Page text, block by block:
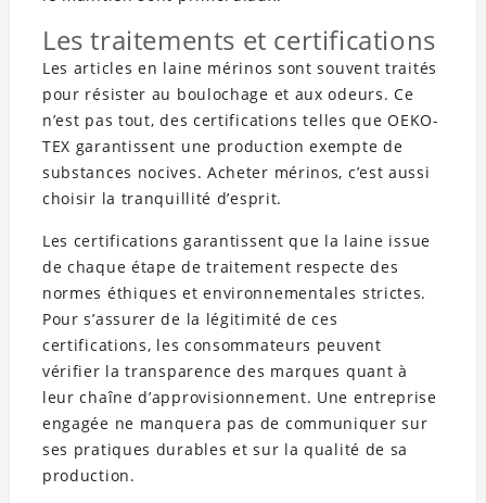
Les traitements et certifications
Les articles en laine mérinos sont souvent traités
pour résister au boulochage et aux odeurs. Ce
n’est pas tout, des certifications telles que OEKO-
TEX garantissent une production exempte de
substances nocives. Acheter mérinos, c’est aussi
choisir la tranquillité d’esprit.
Les certifications garantissent que la laine issue
de chaque étape de traitement respecte des
normes éthiques et environnementales strictes.
Pour s’assurer de la légitimité de ces
certifications, les consommateurs peuvent
vérifier la transparence des marques quant à
leur chaîne d’approvisionnement. Une entreprise
engagée ne manquera pas de communiquer sur
ses pratiques durables et sur la qualité de sa
production.